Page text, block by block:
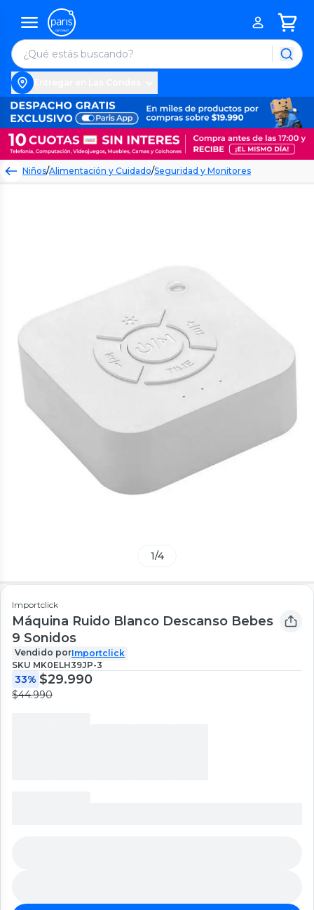
Niños/Alimentación y Cuidado/Seguridad y Monitores
1/4
Importclick
Máquina Ruido Blanco Descanso Bebes
9 Sonidos
Vendido porImportclick
SKU MK0ELH39JP-3
33% $29.990
$44.990